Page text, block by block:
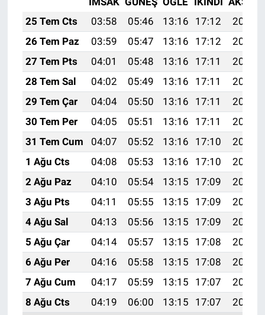
25 Tem Cts
03:58 05:46 13:16 17:12
20:35
26 Tem Paz
03:59 05:47 13:16 17:12
20:34
27 Tem Pts
04:01 05:48 13:16 17:11
20:33
28 Tem Sal
04:02 05:49 13:16 17:11
20:32
29 Tem Çar
04:04 05:50 13:16 17:11
20:31
30 Tem Per
04:05 05:51 13:16 17:11
20:30
31 Tem Cum
04:07 05:52 13:16 17:10
20:29
1 Ağu Cts
04:08 05:53 13:16 17:10
20:28
2 Ağu Paz
04:10 05:54 13:15 17:09
20:27
3 Ağu Pts
04:11 05:55 13:15 17:09
20:26
4 Ağu Sal
04:13 05:56 13:15 17:09
20:25
5 Ağu Çar
04:14 05:57 13:15 17:08
20:24
6 Ağu Per
04:16 05:58 13:15 17:08
20:23
7 Ağu Cum
04:17 05:59 13:15 17:07
20:21
8 Ağu Cts
04:19 06:00 13:15 17:07
20:20